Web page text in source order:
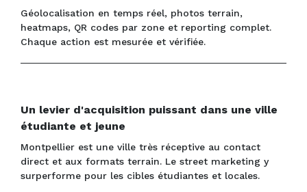
Géolocalisation en temps réel, photos terrain,
heatmaps, QR codes par zone et reporting complet.
Chaque action est mesurée et vérifiée.
Un levier d'acquisition puissant dans une ville
étudiante et jeune
Montpellier est une ville très réceptive au contact
direct et aux formats terrain. Le street marketing y
surperforme pour les cibles étudiantes et locales.